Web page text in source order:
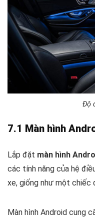
Độ
7.1 Màn hình
Lắp đặt màn hình
các tính năng của hệ
xe, giống như một chiếc
Màn hình Android cung